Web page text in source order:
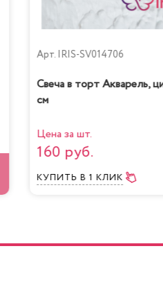
Арт. IRIS-SV014706
Свеча в торт Акварель,
см
Цена за шт.
160 руб.
КУПИТЬВ 1 КЛИК